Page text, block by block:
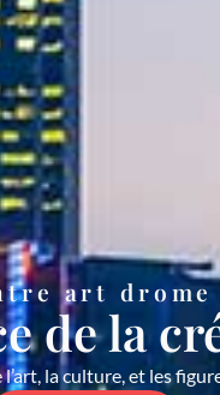
art drome
de la
la culture, et les